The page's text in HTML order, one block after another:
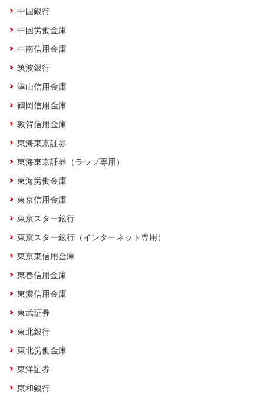
中国銀行
中国労働金庫
中南信用金庫
筑波銀行
津山信用金庫
鶴岡信用金庫
敦賀信用金庫
東海東京証券
東海東京証券（ラップ専用）
東海労働金庫
東京信用金庫
東京スター銀行
東京スター銀行（インターネット専用）
東京東信用金庫
東春信用金庫
東濃信用金庫
東武証券
東北銀行
東北労働金庫
東洋証券
東和銀行